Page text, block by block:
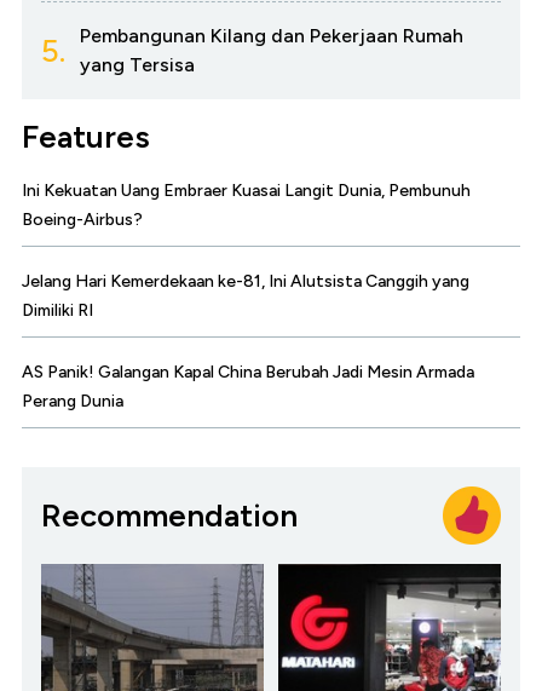
5.
Pembangunan Kilang dan Pekerjaan Rumah
yang Tersisa
Features
Ini Kekuatan Uang Embraer Kuasai Langit Dunia, Pembunuh
Boeing-Airbus?
Jelang Hari Kemerdekaan ke-81, Ini Alutsista Canggih yang
Dimiliki RI
AS Panik! Galangan Kapal China Berubah Jadi Mesin Armada
Perang Dunia
Recommendation